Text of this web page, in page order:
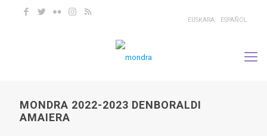
EUSKARA ESPAÑOL
MONDRA 2022-2023 DENBORALDI
AMAIERA